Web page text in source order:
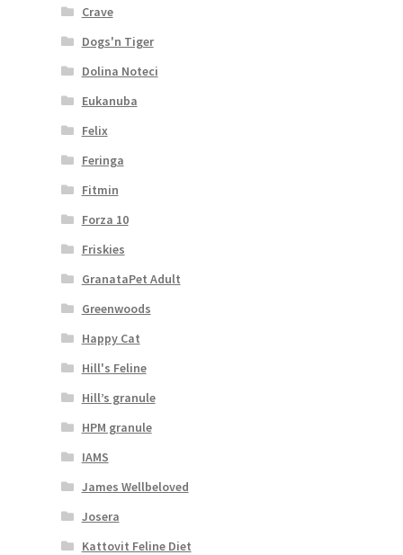
Crave
Dogs'n Tiger
Dolina Noteci
Eukanuba
Felix
Feringa
Fitmin
Forza 10
Friskies
GranataPet Adult
Greenwoods
Happy Cat
Hill's Feline
Hill’s granule
HPM granule
IAMS
James Wellbeloved
Josera
Kattovit Feline Diet